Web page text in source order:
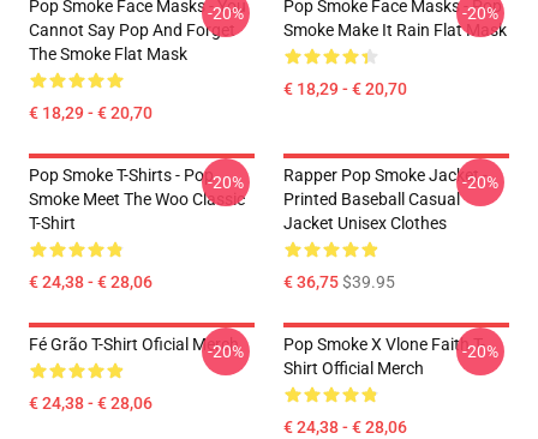
Pop Smoke Face Masks - You
Cannot Say Pop And Forget
The Smoke Flat Mask
€ 18,29 - € 20,70
-20%
Pop Smoke Face Masks - Pop
Smoke Make It Rain Flat Mask
€ 18,29 - € 20,70
-20%
Pop Smoke T-Shirts - Pop
Smoke Meet The Woo Classic
T-Shirt
€ 24,38 - € 28,06
-20%
Rapper Pop Smoke Jacket -
Printed Baseball Casual
Jacket Unisex Clothes
€ 36,75$39.95
-20%
Fé Grão T-Shirt Oficial Merch
€ 24,38 - € 28,06
-20%
Pop Smoke X Vlone Faith T-
Shirt Official Merch
€ 24,38 - € 28,06
-20%